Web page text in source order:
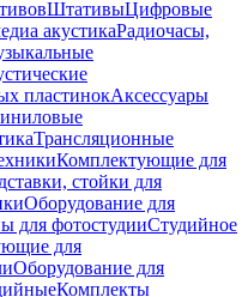
ШтативыЦифровые
акустикаРадиочасы,
пластинокАксессуары
Трансляционные
Комплектующие для
стойки для
Оборудование для
для фотостудииСтудийное
для
Оборудование для
Комплекты